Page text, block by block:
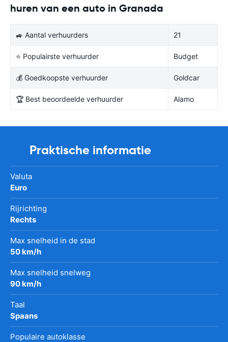
huren van een auto in Granada
🚙 Aantal verhuurders 21
⭐ Populairste verhuurder Budget
💰 Goedkoopste verhuurder Goldcar
🏆 Best beoordeelde verhuurder Alamo
Praktische informatie
Valuta
Euro
Rijrichting
Rechts
Max snelheid in de stad
50 km/h
Max snelheid snelweg
90 km/h
Taal
Spaans
Populaire autoklasse